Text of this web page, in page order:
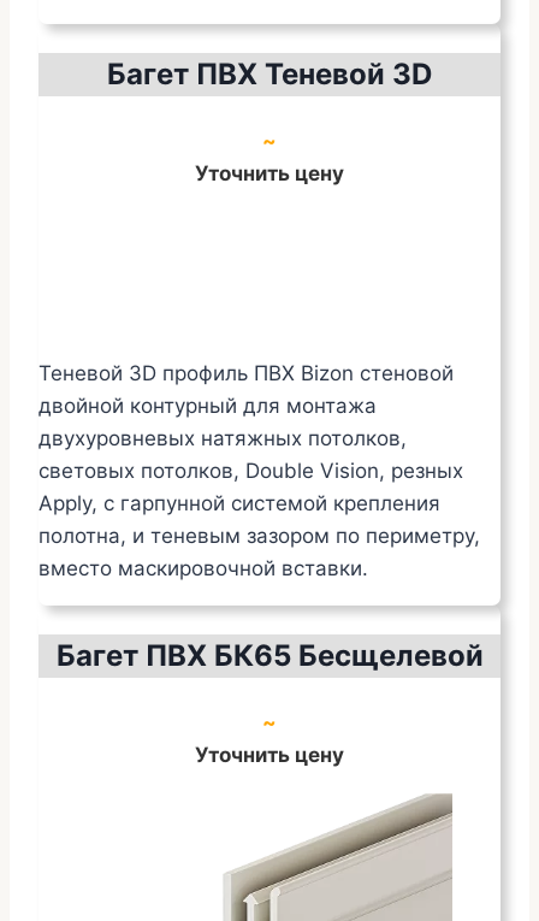
Багет ПВХ Теневой 3D
~
Уточнить цену
Теневой 3D профиль ПВХ Bizon стеновой
двойной контурный для монтажа
двухуровневых натяжных потолков,
световых потолков, Double Vision, резных
Apply, с гарпунной системой крепления
полотна, и теневым зазором по периметру,
вместо маскировочной вставки.
Багет ПВХ БК65 Бесщелевой
~
Уточнить цену